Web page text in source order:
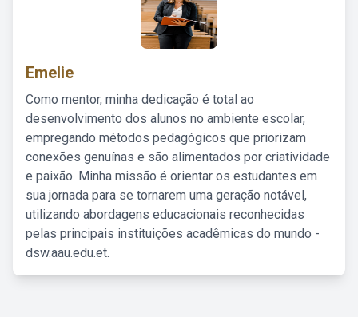
Emelie
Como mentor, minha dedicação é total ao
desenvolvimento dos alunos no ambiente escolar,
empregando métodos pedagógicos que priorizam
conexões genuínas e são alimentados por criatividade
e paixão. Minha missão é orientar os estudantes em
sua jornada para se tornarem uma geração notável,
utilizando abordagens educacionais reconhecidas
pelas principais instituições acadêmicas do mundo -
dsw.aau.edu.et.